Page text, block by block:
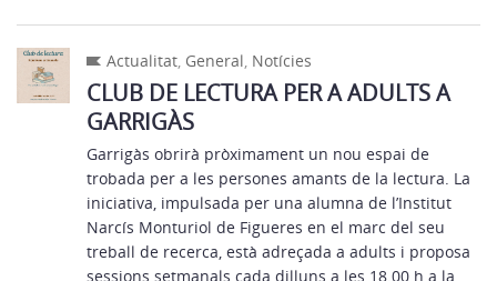
Actualitat, General, Notícies
CLUB DE LECTURA PER A ADULTS A
GARRIGÀS
Garrigàs obrirà pròximament un nou espai de
trobada per a les persones amants de la lectura. La
iniciativa, impulsada per una alumna de l’Institut
Narcís Monturiol de Figueres en el marc del seu
treball de recerca, està adreçada a adults i proposa
sessions setmanals cada dilluns a les 18.00 h a la